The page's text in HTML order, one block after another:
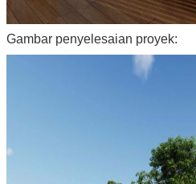
Gambar penyelesaian proyek: